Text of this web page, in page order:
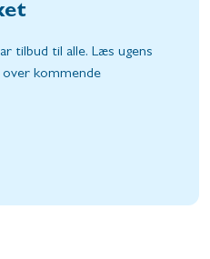
tilbud til alle. Læs ugens
over kommende